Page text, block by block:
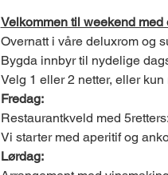
Velkommen til weekend
Overnatt i våre deluxrom og
Bygda innbyr til nydelige
Velg 1 eller 2 netter, eller
Fredag:
Restaurantkveld med 5retters:
Vi starter med aperitif og
Lørdag: